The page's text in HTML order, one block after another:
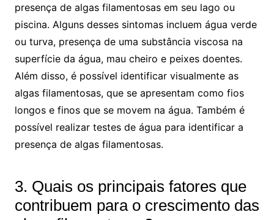
presença de algas filamentosas em seu lago ou
piscina. Alguns desses sintomas incluem água verde
ou turva, presença de uma substância viscosa na
superfície da água, mau cheiro e peixes doentes.
Além disso, é possível identificar visualmente as
algas filamentosas, que se apresentam como fios
longos e finos que se movem na água. Também é
possível realizar testes de água para identificar a
presença de algas filamentosas.
3. Quais os principais fatores que
contribuem para o crescimento das